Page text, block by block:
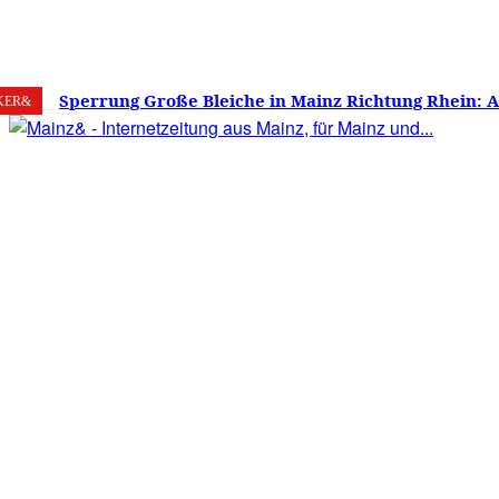
7. August 2026 21.7 Mainz
Sperrung Große Bleiche in Mainz Richtung Rhein:
verwirrt, Mainzer stinksauer – Haben die Mainzer